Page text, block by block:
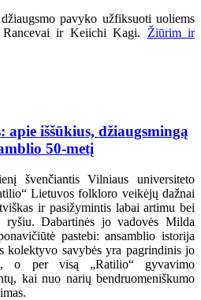
pavyko užfiksuoti uoliems
Rancevai ir Keiichi Kagi. Žiūrim ir
apie iššūkius, džiaugsmingą
50-metį
švenčiantis Vilniaus universiteto
Lietuvos folkloro veikėjų dažnai
ir pasižymintis labai artimu bei
Dabartinės jo vadovės Milda
pastebi: ansamblio istorija
kolektyvo savybės yra pagrindinis jo
o per visą „Ratilio“ gyvavimo
kai nuo narių bendruomeniškumo